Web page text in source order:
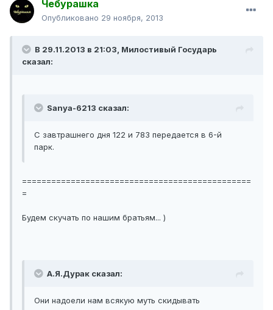
Чебурашка
Опубликовано 29 ноября, 2013
В 29.11.2013 в 21:03, Милостивый Государь
сказал:
Sanya-6213 сказал:
С завтрашнего дня 122 и 783 передается в 6-й
парк.
===============================================
=
Будем скучать по нашим братьям... )
А.Я.Дурак сказал:
Они надоели нам всякую муть скидывать